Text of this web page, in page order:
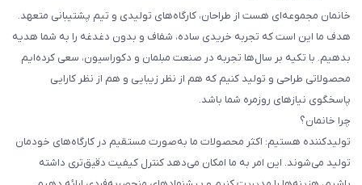
خانمان مجموعه‌ای هست از طراحان، کارگاه‌های تولیدی و تیم پشتیبانی متعهد.
هدف ما این است که تجربه خریدی ساده، شفاف و بدون دغدغه را به شما هدیه
بدهیم. با تکیه بر سال‌ها تجربه در صنعت مبلمان و دکوراسیون، سعی کرده‌ایم
محصولاتی طراحی و تولید کنیم که هم از نظر زیبایی و هم از نظر کارایی
پاسخگوی نیازهای روزمره شما باشد.
چرا خانمان؟
تولیدکننده هستیم: اکثر محصولات ما به‌صورت مستقیم در کارگاه‌های خودمان
تولید می‌شوند. این امر به ما امکان می‌دهد کنترل کیفیت دقیق‌تری داشته